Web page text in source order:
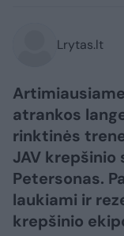
Lrytas.lt
atrankos
rinktinės
JAV krepšinio
Petersonas.
laukiami ir
krepšinio